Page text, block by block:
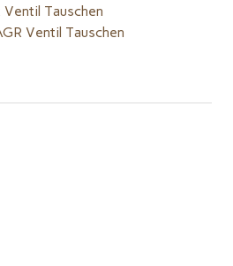
Tauschen
Ventil Tauschen